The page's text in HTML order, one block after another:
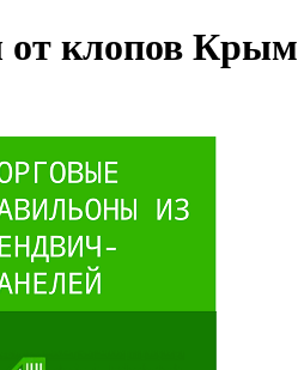
от клопов Крым